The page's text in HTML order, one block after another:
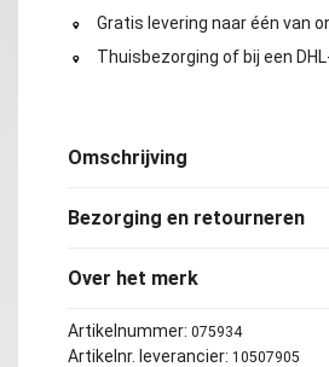
Gratis levering naar één van
Thuisbezorging of bij een
Omschrijving
Bezorging en retourneren
Over het merk
Artikelnummer: 075934
Artikelnr. leverancier: 10507905